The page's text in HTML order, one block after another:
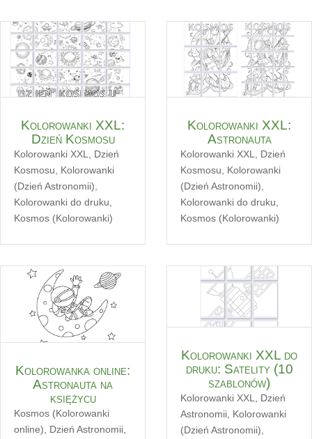
Kolorowanki XXL:
Dzień Kosmosu
Kolorowanki XXL, Dzień
Kosmosu, Kolorowanki
(Dzień Astronomii),
Kolorowanki do druku,
Kosmos (Kolorowanki)
Kolorowanki XXL:
Astronauta
Kolorowanki XXL, Dzień
Kosmosu, Kolorowanki
(Dzień Astronomii),
Kolorowanki do druku,
Kosmos (Kolorowanki)
Kolorowanka online:
Astronauta na
księżycu
Kosmos (Kolorowanki
online)
Dzień Astronomii
Kolorowanki XXL do
druku: Satelity (10
szablonów)
Kolorowanki XXL
Dzień
Astronomii Kolorowanki
(Dzień Astronomii)